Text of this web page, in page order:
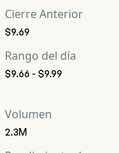
Cierre Anterior
$9.69
Rango del día
$9.66 - $9.99
Volumen
2.3M